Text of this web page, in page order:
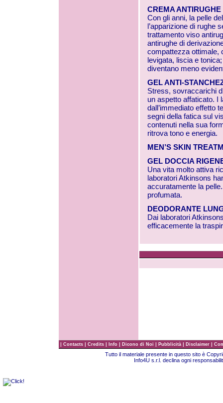
CREMA
Con gli anni, la pelle
l’apparizione di rughe
trattamento viso
antirughe di
compattezza ottimale,
levigata, liscia e
diventano meno
GEL ANTI-
Stress, sovraccarichi
un aspetto affaticato. I
dall’immediato effetto
segni della fatica sul
contenuti nella sua
ritrova tono e energia.
MEN’S SKIN
GEL DOCCIA
Una vita molto attiva
laboratori Atkinsons
accuratamente la
profumata.
DEODORANTE
Dai laboratori
efficacemente la
| Contacts | Credits | Info | Dicono di Noi | Pubblicità | Disclaimer |
Tutto il materiale presente in questo sito è
Info4U s.r.l. declina ogni